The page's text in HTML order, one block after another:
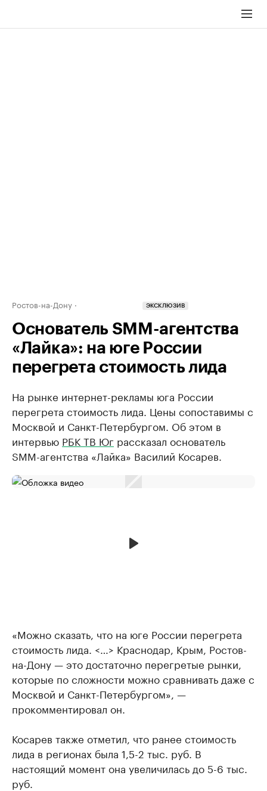
Ростов-на-Дону ЭКСКЛЮЗИВ
Основатель SMM-агентства
«Лайка»: на юге России
перегрета стоимость лида
На рынке интернет-рекламы юга России
перегрета стоимость лида. Цены сопоставимы с
Москвой и Санкт-Петербургом. Об этом в
интервью РБК ТВ Юг рассказал основатель
SMM-агентства «Лайка» Василий Косарев.
«Можно сказать, что на юге России перегрета
стоимость лида. <…> Краснодар, Крым, Ростов-
на-Дону — это достаточно перегретые рынки,
которые по сложности можно сравнивать даже с
Москвой и Санкт-Петербургом», —
прокомментировал он.
Косарев также отметил, что ранее стоимость
лида в регионах была 1,5-2 тыс. руб. В
настоящий момент она увеличилась до 5-6 тыс.
руб.